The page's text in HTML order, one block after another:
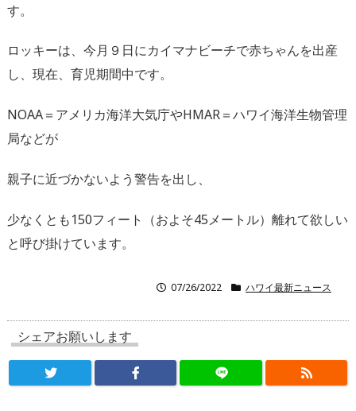
す。
ロッキーは、今月９日にカイマナビーチで赤ちゃんを出産
し、現在、育児期間中です。
NOAA＝アメリカ海洋大気庁やHMAR＝ハワイ海洋生物管理
局などが
親子に近づかないよう警告を出し、
少なくとも150フィート（およそ45メートル）離れて欲しい
と呼び掛けています。
07/26/2022 ハワイ最新ニュース
シェアお願いします